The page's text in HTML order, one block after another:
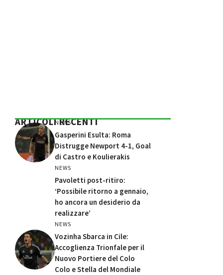
ARTICOLI RECENTI
NEWS
Gasperini Esulta: Roma
Distrugge Newport 4-1, Goal
di Castro e Koulierakis
NEWS
Pavoletti post-ritiro:
‘Possibile ritorno a gennaio,
ho ancora un desiderio da
realizzare’
NEWS
Vozinha Sbarca in Cile:
Accoglienza Trionfale per il
Nuovo Portiere del Colo
Colo e Stella del Mondiale